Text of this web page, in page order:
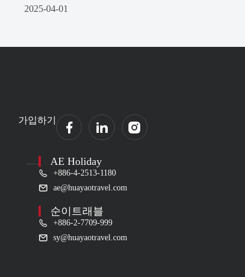
2025-04-01
가입하기
AE Holiday
+886-4-2513-1180
ae@huayaotravel.com
순이트래블
+886-2-7709-999
sy@huayaotravel.com